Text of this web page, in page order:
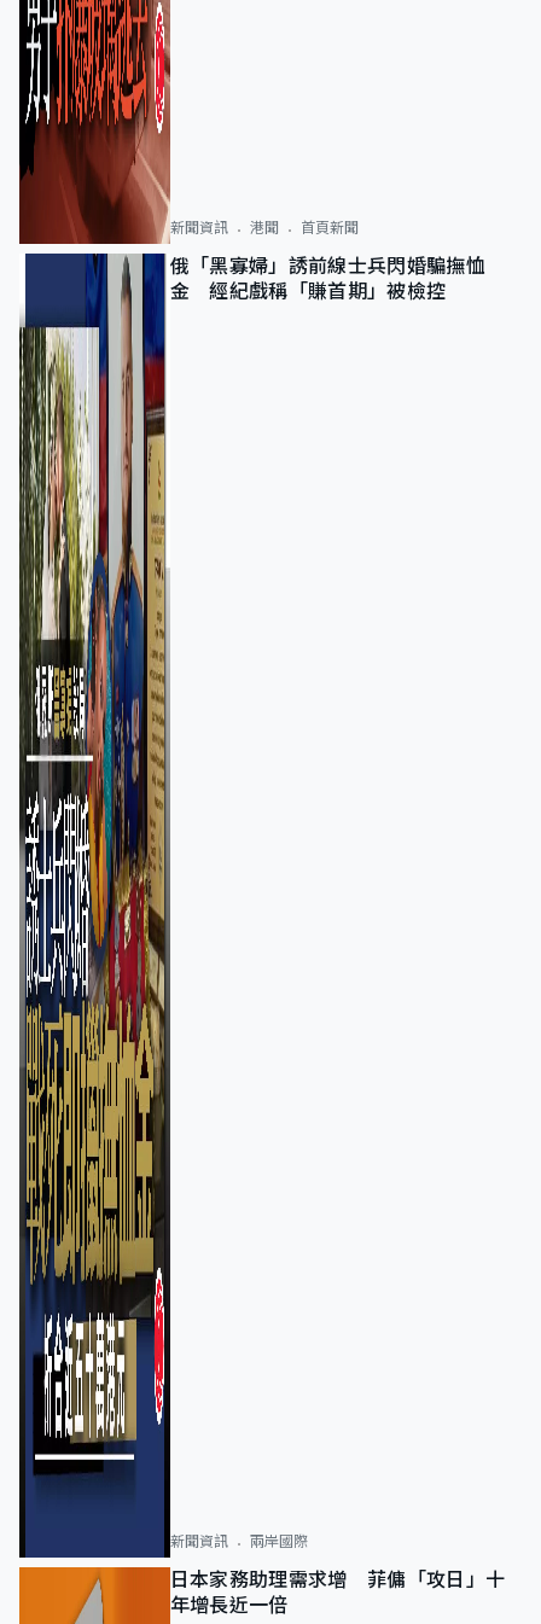
新聞資訊 港聞 首頁新聞
俄「黑寡婦」誘前線士兵閃婚騙撫恤
金 經紀戲稱「賺首期」被檢控
新聞資訊 兩岸國際
日本家務助理需求增 菲傭「攻日」十
年增長近一倍